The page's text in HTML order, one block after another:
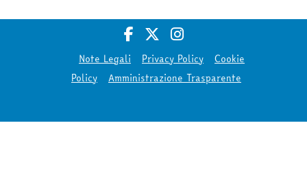
Note Legali Privacy Policy
Cookie
Policy
Amministrazione Trasparente